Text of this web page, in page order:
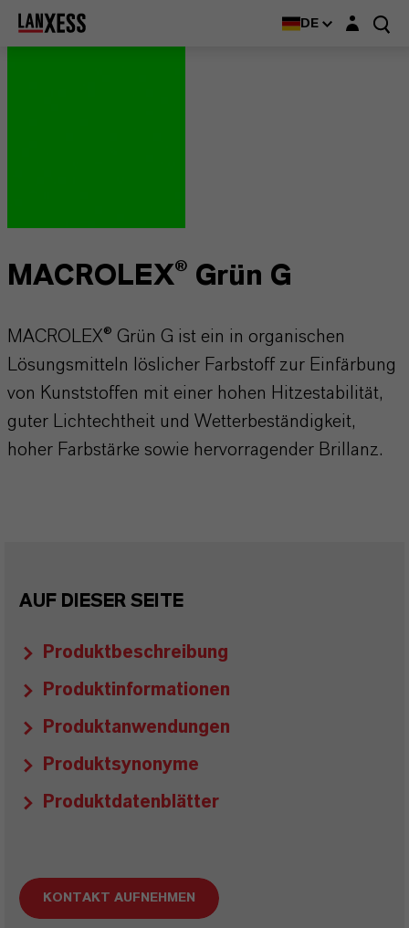
DE Login-Maske
MACROLEX® Grün G
MACROLEX® Grün G ist ein in organischen
Lösungsmitteln löslicher Farbstoff zur Einfärbung
von Kunststoffen mit einer hohen Hitzestabilität,
guter Lichtechtheit und Wetterbeständigkeit,
hoher Farbstärke sowie hervorragender Brillanz.
AUF DIESER SEITE
Produktbeschreibung
Produktinformationen
Produktanwendungen
Produktsynonyme
Produktdatenblätter
KONTAKT AUFNEHMEN